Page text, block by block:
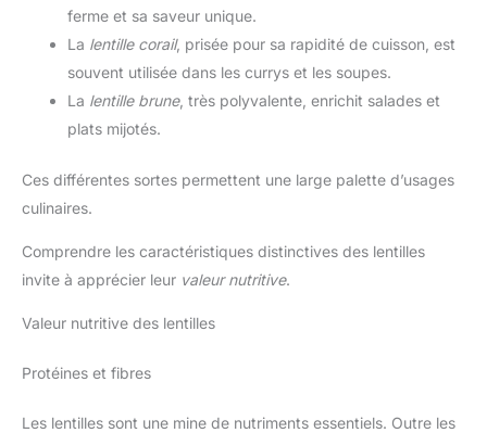
ferme et sa saveur unique.
La lentille corail, prisée pour sa rapidité de cuisson, est
souvent utilisée dans les currys et les soupes.
La lentille brune, très polyvalente, enrichit salades et
plats mijotés.
Ces différentes sortes permettent une large palette d’usages
culinaires.
Comprendre les caractéristiques distinctives des lentilles
invite à apprécier leur valeur nutritive.
Valeur nutritive des lentilles
Protéines et fibres
Les lentilles sont une mine de nutriments essentiels. Outre les